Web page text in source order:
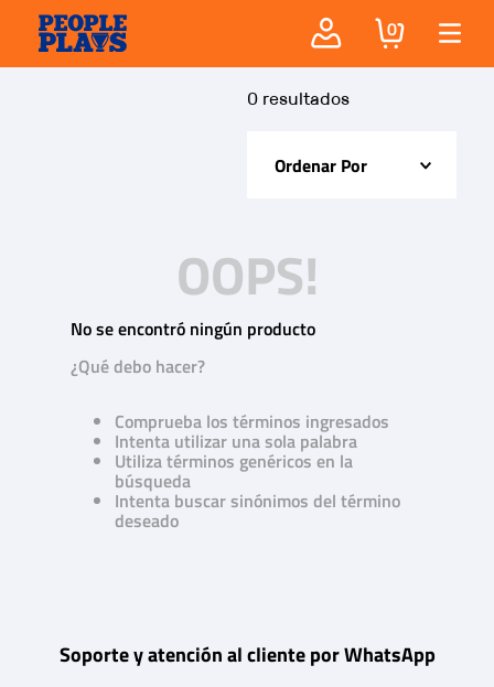
0
0
Ordenar Por
OOPS!
No se encontró ningún producto
¿Qué debo hacer?
Comprueba los términos ingresados
Intenta utilizar una sola palabra
Utiliza términos genéricos en la
búsqueda
Intenta buscar sinónimos del término
deseado
Soporte y atención al cliente por WhatsApp